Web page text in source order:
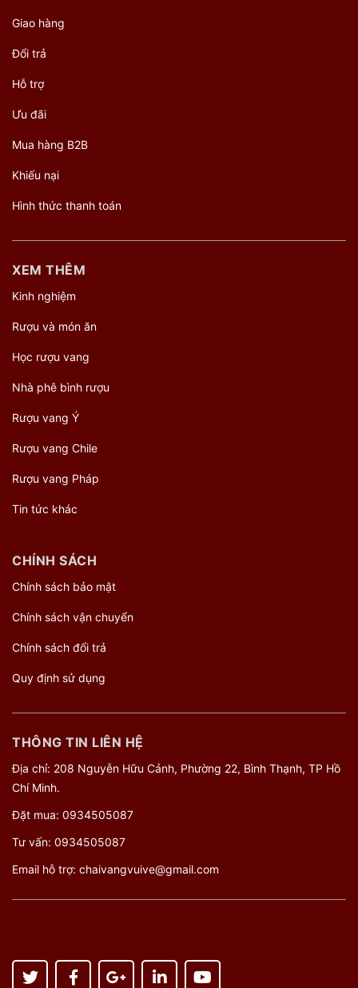
Giao hàng
Đổi trả
Hỗ trợ
Ưu đãi
Mua hàng B2B
Khiếu nại
Hình thức thanh toán
XEM THÊM
Kinh nghiệm
Rượu và món ăn
Học rượu vang
Nhà phê bình rượu
Rượu vang Ý
Rượu vang Chile
Rượu vang Pháp
Tin tức khác
CHÍNH SÁCH
Chính sách bảo mật
Chính sách vận chuyển
Chính sách đổi trả
Quy định sử dụng
THÔNG TIN LIÊN HỆ
Địa chỉ: 208 Nguyễn Hữu Cảnh, Phường 22, Bình Thạnh, TP Hồ
Chí Minh.
Đặt mua: 0934505087
Tư vấn: 0934505087
Email hỗ trợ: chaivangvuive@gmail.com